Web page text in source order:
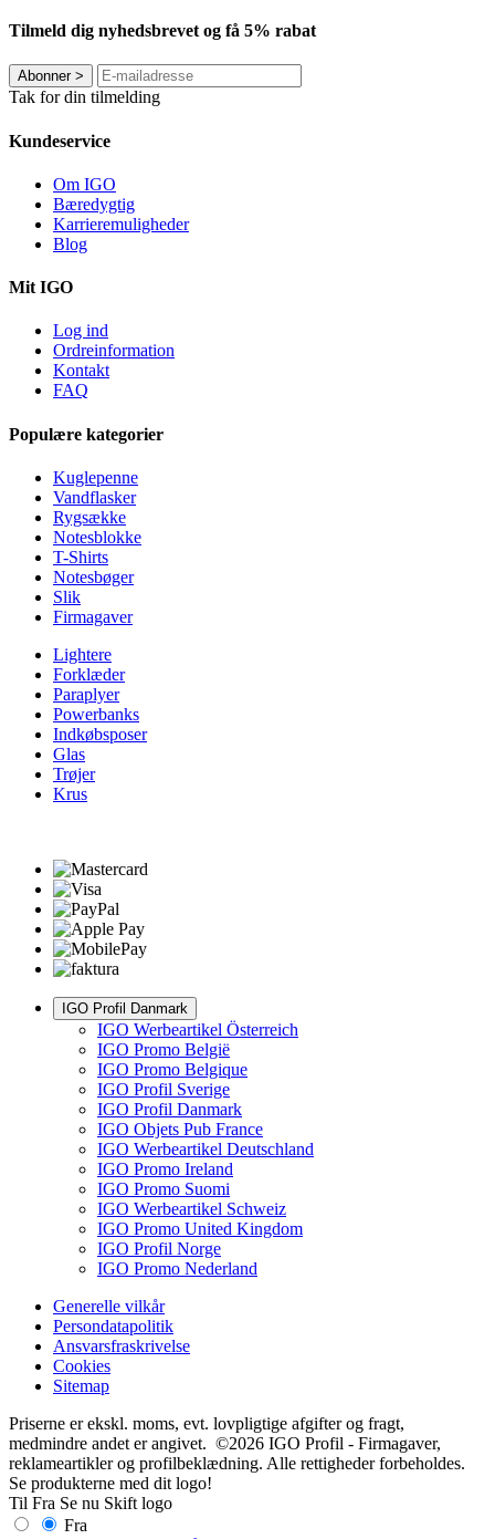
Tilmeld dig nyhedsbrevet og få 5% rabat
Abonner>
Tak for din tilmelding
Kundeservice
Om IGO
Bæredygtig
Karrieremuligheder
Blog
Mit IGO
Log ind
Ordreinformation
Kontakt
FAQ
Populære kategorier
Kuglepenne
Vandflasker
Rygsække
Notesblokke
T-Shirts
Notesbøger
Slik
Firmagaver
Lightere
Forklæder
Paraplyer
Powerbanks
Indkøbsposer
Glas
Trøjer
Krus
IGO Profil Danmark
IGO Werbeartikel Österreich
IGO Promo België
IGO Promo Belgique
IGO Profil Sverige
IGO Profil Danmark
IGO Objets Pub France
IGO Werbeartikel Deutschland
IGO Promo Ireland
IGO Promo Suomi
IGO Werbeartikel Schweiz
IGO Promo United Kingdom
IGO Profil Norge
IGO Promo Nederland
Generelle vilkår
Persondatapolitik
Ansvarsfraskrivelse
Cookies
Sitemap
Priserne er ekskl. moms, evt. lovpligtige afgifter og fragt,
medmindre andet er angivet. ©2026 IGO Profil - Firmagaver,
reklameartikler og profilbeklædning. Alle rettigheder forbeholdes.
Se produkterne med dit logo!
Til Fra Se nu Skift logo
Fra